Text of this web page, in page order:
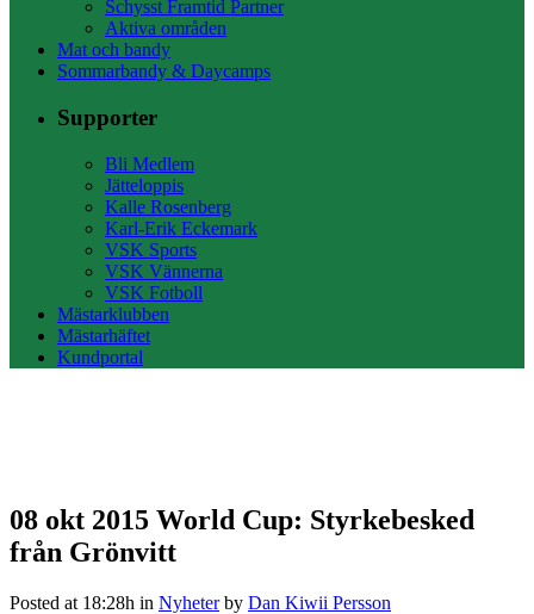
Schysst Framtid Partner
Aktiva områden
Mat och bandy
Sommarbandy & Daycamps
Supporter
Bli Medlem
Jätteloppis
Kalle Rosenberg
Karl-Erik Eckemark
VSK Sports
VSK Vännerna
VSK Fotboll
Mästarklubben
Mästarhäftet
Kundportal
08 okt 2015 World Cup: Styrkebesked
från Grönvitt
Posted at 18:28h in Nyheter by Dan Kiwii Persson